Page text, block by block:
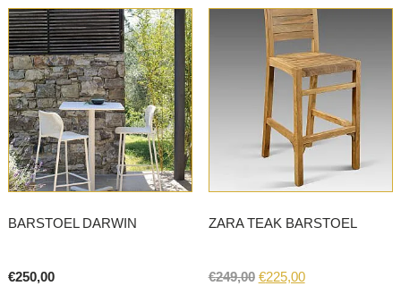
BARSTOEL DARWIN
€250,00
ZARA TEAK BARSTOEL
€249,00 Original
€225,00Current